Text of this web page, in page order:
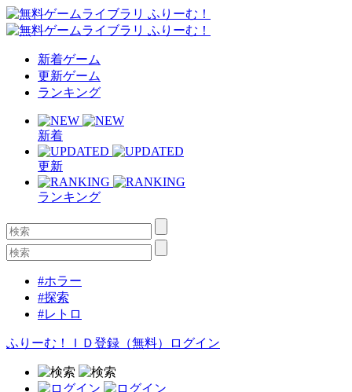
新着ゲーム
更新ゲーム
ランキング
新着
更新
ランキング
#ホラー
#探索
#レトロ
ふりーむ！ＩＤ登録（無料） ログイン